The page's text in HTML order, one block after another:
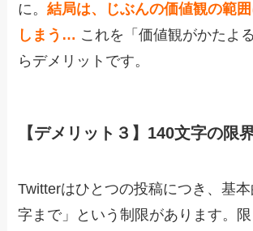
に。結局は、じぶんの価値観の範
しまう… これを「価値観がかたよ
らデメリットです。
【デメリット３】140文字の限
Twitterはひとつの投稿につき、基
字まで」という制限があります。